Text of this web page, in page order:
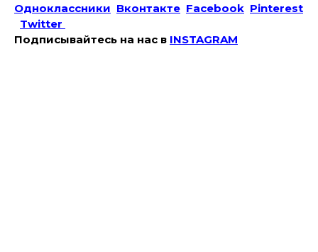
Одноклассники Вконтакте Facebook Pinterest
Twitter
Подписывайтесь на наc в INSTAGRAM